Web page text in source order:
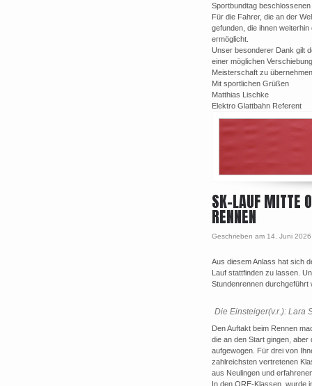
Sportbundtag
Für die Fahrer, die an der
gefunden, die ihnen
ermöglicht.
Unser besonderer Dank gilt
einer möglichen
Meisterschaft zu
Mit sportlichen Grüßen
Matthias Lischke
Elektro Glattbahn Referent
SK-LAUF MITTE
RENNEN
Geschrieben am 14. Juni
Aus diesem Anlass hat sich
Lauf stattfinden zu lassen.
Stundenrennen durchgeführt
Die Einsteiger(v.r.): Lara
Den Auftakt beim Rennen
die an den Start gingen,
aufgewogen. Für drei von
zahlreichsten vertretenen
aus Neulingen und
In den ORE-Klassen wurde